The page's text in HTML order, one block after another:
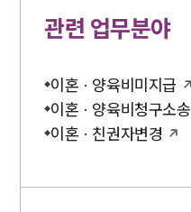
관련 업무분야
이혼 · 양육비미지급
이혼 · 양육비청구소송
이혼 · 친권자변경